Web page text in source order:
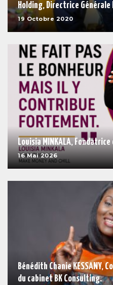
Holding, Directrice Générale
19 Octobre 2020
Louisia MINKALA, Fondatrice
16 Mai 2026
Bénédith Chanie KESSANY,
du cabinet BK Consulting.